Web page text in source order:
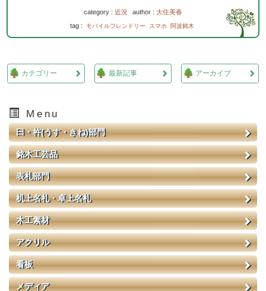
category :近況 author : 大住美春
tag : モバイルフレンドリー スマホ 阿波銘木
カテゴリー 最新記事 アーカイブ
Menu
臼・杵(うす・きね)部門
銘木工芸品
表札部門
机上名札・卓上名札
木工素材
アクリル
看板
メディア